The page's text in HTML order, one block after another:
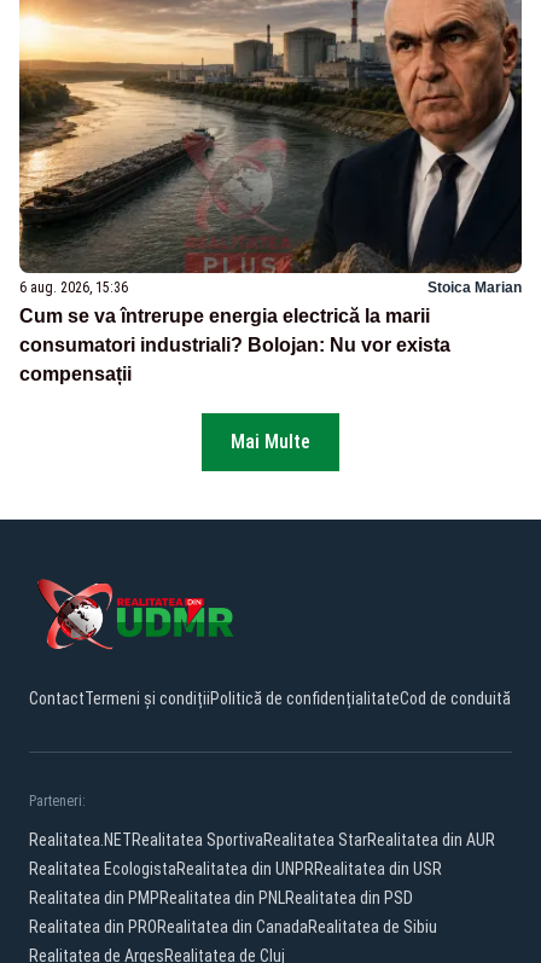
6 aug. 2026, 15:36 Stoica Marian
Cum se va întrerupe energia electrică la marii
consumatori industriali? Bolojan: Nu vor exista
compensații
Mai Multe
ContactTermeni și condițiiPolitică de confidențialitateCod de conduită
Parteneri:
Realitatea.NETRealitatea SportivaRealitatea StarRealitatea din AUR
Realitatea EcologistaRealitatea din UNPRRealitatea din USR
Realitatea din PMPRealitatea din PNLRealitatea din PSD
Realitatea din PRORealitatea din CanadaRealitatea de Sibiu
Realitatea de ArgesRealitatea de Cluj